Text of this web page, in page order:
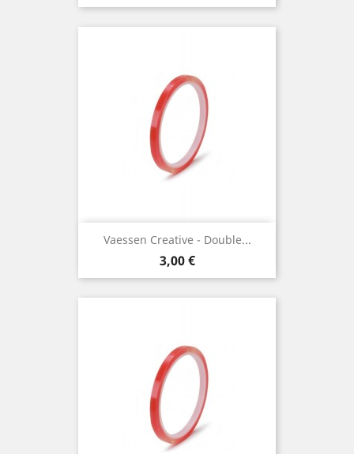
Vaessen Creative - Double...
Prix
3,00 €